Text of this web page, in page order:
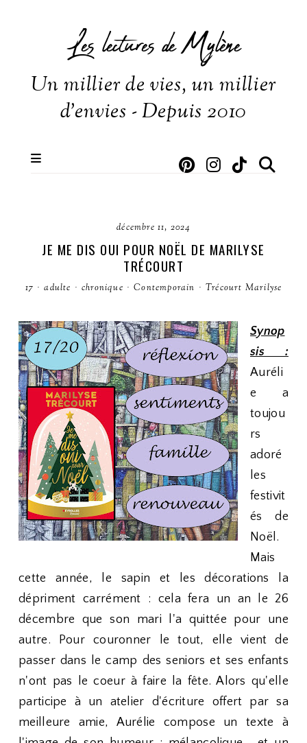
Les lectures de Mylène
Un millier de vies, un millier
d'envies - Depuis 2010
décembre 11, 2024
JE ME DIS OUI POUR NOËL DE MARILYSE
TRÉCOURT
17 · adulte · chronique · Contemporain · Trécourt Marilyse
Synop
sis :
Auréli
e a
toujou
rs
adoré
les
festivit
és de
Noël.
Mais
cette année, le sapin et les décorations la
dépriment carrément : cela fera un an le 26
décembre que son mari l'a quittée pour une
autre. Pour couronner le tout, elle vient de
passer dans le camp des seniors et ses enfants
n'ont pas le coeur à faire la fête. Alors qu'elle
participe à un atelier d'écriture offert par sa
meilleure amie, Aurélie compose un texte à